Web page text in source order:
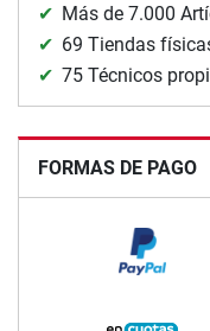
Más de 7.000
69 Tiendas
75 Técnicos
FORMAS DE PAGO